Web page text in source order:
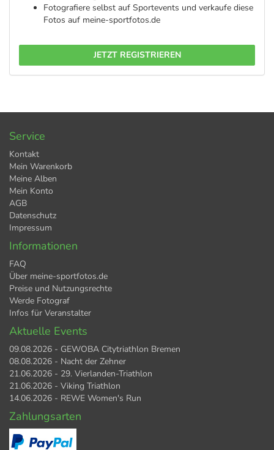
Fotografiere selbst auf Sportevents und verkaufe diese
Fotos auf meine-sportfotos.de
JETZT REGISTRIEREN
Service
Kontakt
Mein Warenkorb
Meine Alben
Mein Konto
AGB
Datenschutz
Impressum
Informationen
FAQ
Über meine-sportfotos.de
Preise und Nutzungsrechte
Werde Fotograf
Infos für Veranstalter
Aktuelle Events
09.08.2026 - GEWOBA Citytriathlon Bremen
08.08.2026 - Nacht der Zehner
21.06.2026 - 29. Vierlanden-Triathlon
21.06.2026 - Viking Triathlon
14.06.2026 - REWE Women's Run
Zahlungsarten